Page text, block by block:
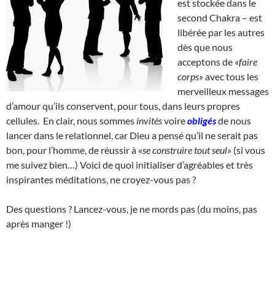
est stockée dans le
second Chakra – est
libérée par les autres
dès que nous
acceptons de «faire
corps» avec tous les
merveilleux messages
d’amour qu’ils conservent, pour tous, dans leurs propres
cellules. En clair, nous sommes invitésvoireobligésde nous
lancer dans le relationnel, car Dieu a pensé qu’il ne serait pas
bon, pour l’homme, de réussir à «se construire tout seul» (si vous
me suivez bien…) Voici de quoi initialiser d’agréables et très
inspirantes méditations, ne croyez-vous pas ?
Des questions ? Lancez-vous, je ne mords pas (du moins, pas
après manger !)